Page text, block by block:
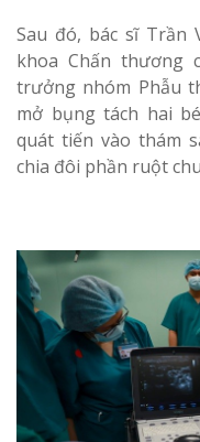
Sau đó, bác sĩ Trần
khoa Chấn thương
trưởng nhóm Phẫu
mở bụng tách hai
quát tiến vào thám
chia đôi phần ruột